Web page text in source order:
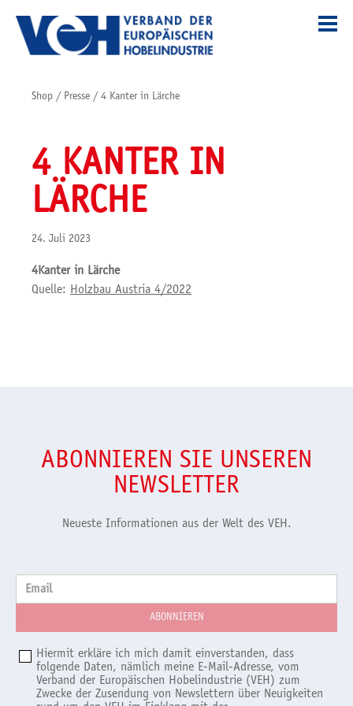
Shop / Presse / 4 Kanter in Lärche
4 KANTER IN
LÄRCHE
24. Juli 2023
4Kanter in Lärche
Quelle: Holzbau Austria 4/2022
ABONNIEREN SIE UNSEREN
NEWSLETTER
Neueste Informationen aus der Welt des VEH.
Email
Hiermit erkläre ich mich damit einverstanden, dass
folgende Daten, nämlich meine E-Mail-Adresse, vom
Verband der Europäischen Hobelindustrie (VEH) zum
Zwecke der Zusendung von Newslettern über Neuigkeiten